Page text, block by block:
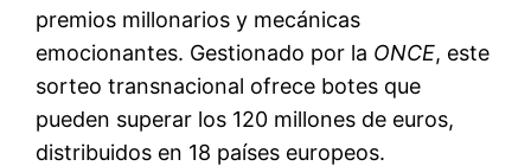
premios millonarios y mecánicas
emocionantes. Gestionado por la ONCE, este
sorteo transnacional ofrece botes que
pueden superar los 120 millones de euros,
distribuidos en 18 países europeos.